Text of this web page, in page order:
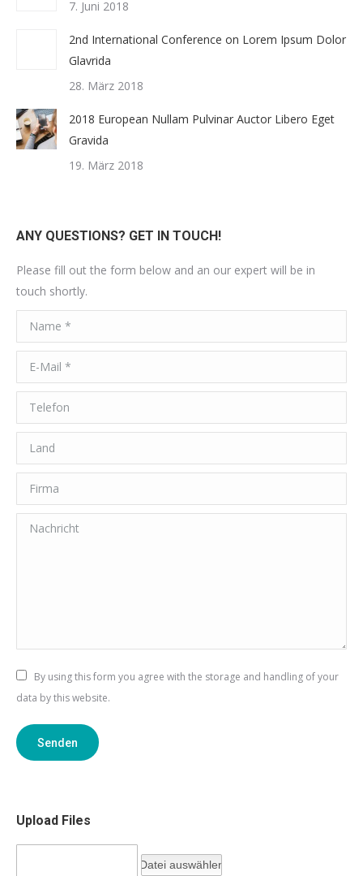
7. Juni 2018
2nd International Conference on Lorem Ipsum Dolor
Glavrida
28. März 2018
2018 European Nullam Pulvinar Auctor Libero Eget
Gravida
19. März 2018
ANY QUESTIONS? GET IN TOUCH!
Please fill out the form below and an our expert will be in
touch shortly.
Name *
E-Mail *
Telefon
Land
Firma
Nachricht
By using this form you agree with the storage and handling of your
data by this website.
Senden
Upload Files